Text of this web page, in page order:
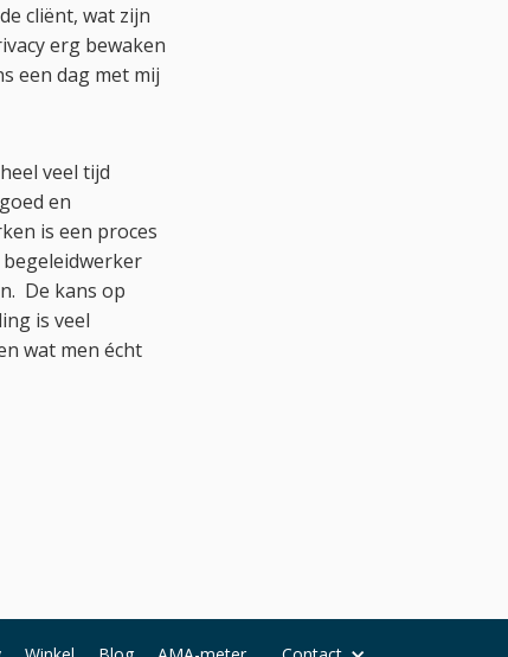
cliënt, wat zijn
erg bewaken
een dag met mij
veel tijd
en
is een proces
De kans op
is veel
wat men écht